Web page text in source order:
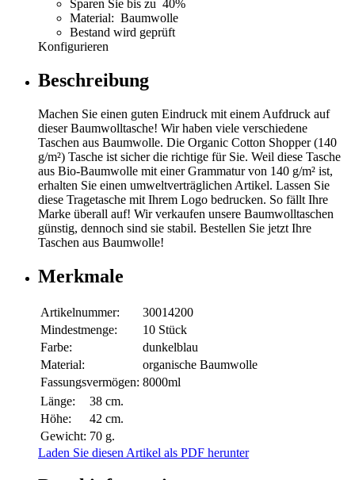
Sparen Sie bis zu 40%
Material: Baumwolle
Bestand wird geprüft
Konfigurieren
Beschreibung
Machen Sie einen guten Eindruck mit einem Aufdruck auf
dieser Baumwolltasche! Wir haben viele verschiedene
Taschen aus Baumwolle. Die Organic Cotton Shopper (140
g/m²) Tasche ist sicher die richtige für Sie. Weil diese Tasche
aus Bio-Baumwolle mit einer Grammatur von 140 g/m² ist,
erhalten Sie einen umweltverträglichen Artikel. Lassen Sie
diese Tragetasche mit Ihrem Logo bedrucken. So fällt Ihre
Marke überall auf! Wir verkaufen unsere Baumwolltaschen
günstig, dennoch sind sie stabil. Bestellen Sie jetzt Ihre
Taschen aus Baumwolle!
Merkmale
Artikelnummer:
30014200
Mindestmenge:
10 Stück
Farbe:
dunkelblau
Material:
organische Baumwolle
Fassungsvermögen: 8000ml
Länge:
38 cm.
Höhe:
42 cm.
Gewicht: 70 g.
Laden Sie diesen Artikel als PDF herunter